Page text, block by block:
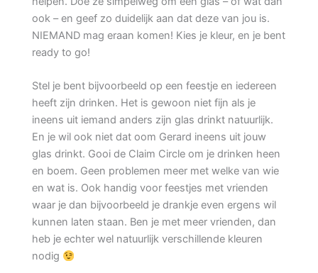
ook – en geef zo duidelijk aan dat deze van jou is.
NIEMAND mag eraan komen! Kies je kleur, en je bent
ready to go!
Stel je bent bijvoorbeeld op een feestje en iedereen
heeft zijn drinken. Het is gewoon niet fijn als je
ineens uit iemand anders zijn glas drinkt natuurlijk.
En je wil ook niet dat oom Gerard ineens uit jouw
glas drinkt. Gooi de Claim Circle om je drinken heen
en boem. Geen problemen meer met welke van wie
en wat is. Ook handig voor feestjes met vrienden
waar je dan bijvoorbeeld je drankje even ergens wil
kunnen laten staan. Ben je met meer vrienden, dan
heb je echter wel natuurlijk verschillende kleuren
nodig